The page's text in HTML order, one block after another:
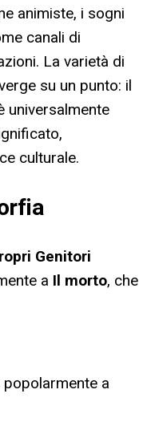
animiste, i sogni
canali di
La varietà di
su un punto: il
universalmente
culturale.
Genitori
a Il morto, che
a